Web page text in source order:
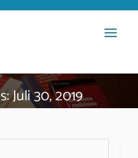
Juli 30, 2019